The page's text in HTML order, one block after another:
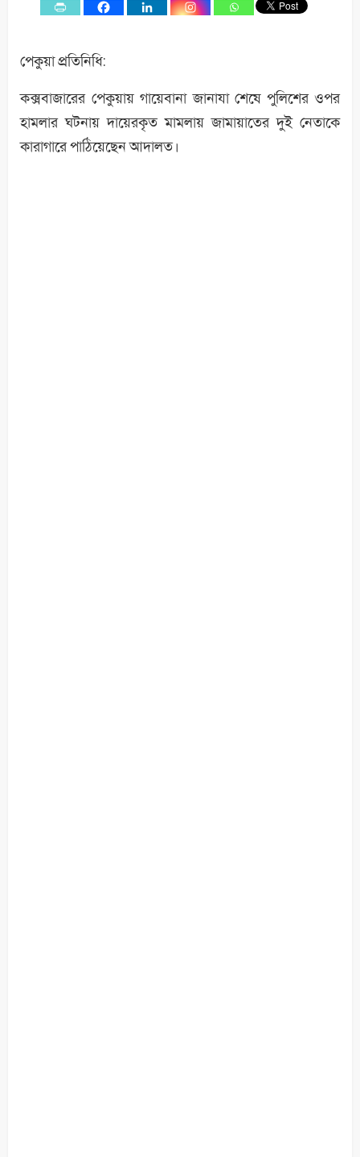
পেকুয়া প্রতিনিধি:
কক্সবাজারের পেকুয়ায় গায়েবানা জানাযা শেষে পুলিশের ওপর
হামলার ঘটনায় দায়েরকৃত মামলায় জামায়াতের দুই নেতাকে
কারাগারে পাঠিয়েছেন আদালত।